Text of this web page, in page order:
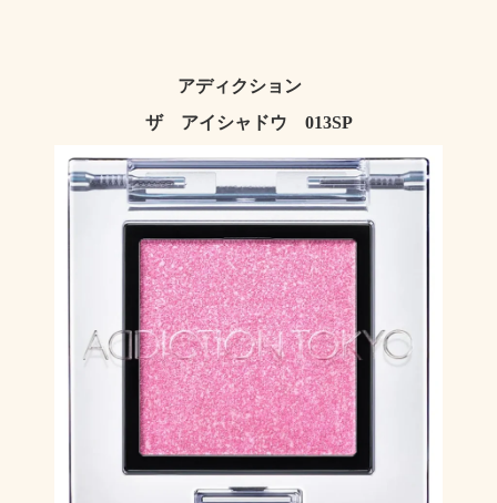
アディクション
ザ アイシャドウ 013SP